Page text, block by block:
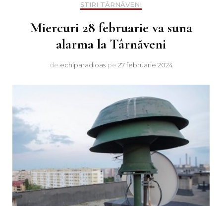
ȘTIRI TÂRNĂVENI
Miercuri 28 februarie va suna
alarma la Târnăveni
de echiparadioas pe 27 februarie 2024